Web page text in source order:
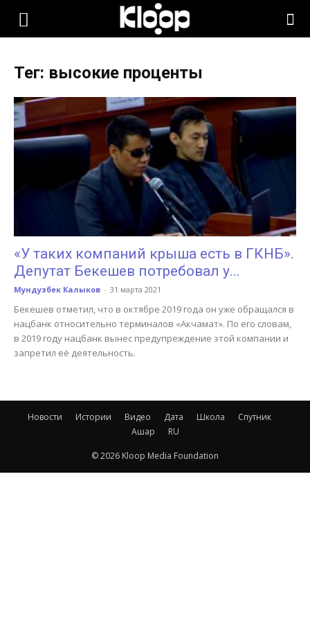
KLOOP.KG
Новости
Кыргызстана
Тег: высокие проценты
«У таких компаний крыша есть в ГКНБ».
Депутат Бекешев потребовал у...
Мундузбек Калыков - 31 марта 2021
Бекешев отметил, что в октябре 2019 года он уже обращался в
нацбанк относительно терминалов «Акчамат». По его словам,
в 2019 году нацбанк вынес предупреждение этой компании и
запретил её деятельность.
Новости Истории Видео Дата Школа
Спутник
Ашар
RU
© 2026 Kloop Media Foundation